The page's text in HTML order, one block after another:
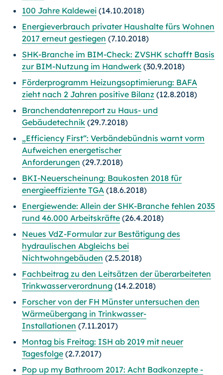
100 Jahre Kaldewei (14.10.2018)
Energieverbrauch privater Haushalte fürs Wohnen
2017 erneut gestiegen (7.10.2018)
SHK-Branche im BIM-Check: ZVSHK schafft Basis
zur BIM-Nutzung im Handwerk (30.9.2018)
Förderprogramm Heizungsoptimierung: BAFA
zieht nach 2 Jahren positive Bilanz (12.8.2018)
Branchendatenreport zu Haus- und
Gebäudetechnik (29.7.2018)
„Efficiency First“: Verbändebündnis warnt vorm
Aufweichen energetischer
Anforderungen (29.7.2018)
BKI-Neuerscheinung: Baukosten 2018 für
energieeffiziente TGA (18.6.2018)
Energiewende: Allein der SHK-Branche fehlen 2035
rund 46.000 Arbeitskräfte (26.4.2018)
Neues VdZ-Formular zur Bestätigung des
hydraulischen Abgleichs bei
Nichtwohngebäuden (2.5.2018)
Fachbeitrag zu den Leitsätzen der überarbeiteten
Trinkwasserverordnung (14.2.2018)
Forscher von der FH Münster untersuchen den
Wärmeübergang in Trinkwasser-
Installationen (7.11.2017)
Montag bis Freitag: ISH ab 2019 mit neuer
Tagesfolge (2.7.2017)
Pop up my Bathroom 2017: Acht Badkonzepte -